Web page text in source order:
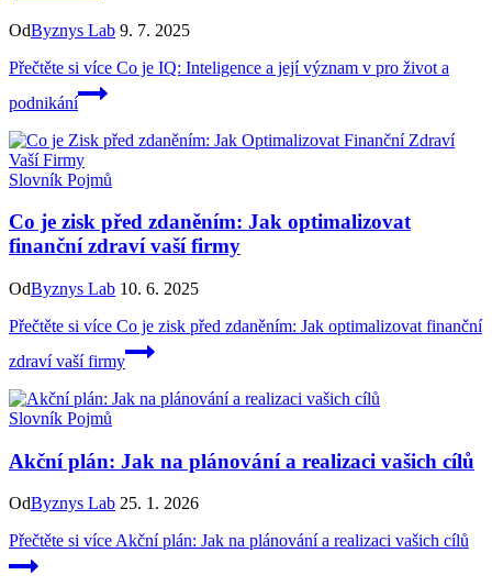
OdByznys Lab 9. 7. 2025
Přečtěte si více Co je IQ: Inteligence a její význam v pro život a
podnikání
Slovník Pojmů
Co je zisk před zdaněním: Jak optimalizovat
finanční zdraví vaší firmy
OdByznys Lab 10. 6. 2025
Přečtěte si více Co je zisk před zdaněním: Jak optimalizovat finanční
zdraví vaší firmy
Slovník Pojmů
Akční plán: Jak na plánování a realizaci vašich cílů
OdByznys Lab 25. 1. 2026
Přečtěte si více Akční plán: Jak na plánování a realizaci vašich cílů